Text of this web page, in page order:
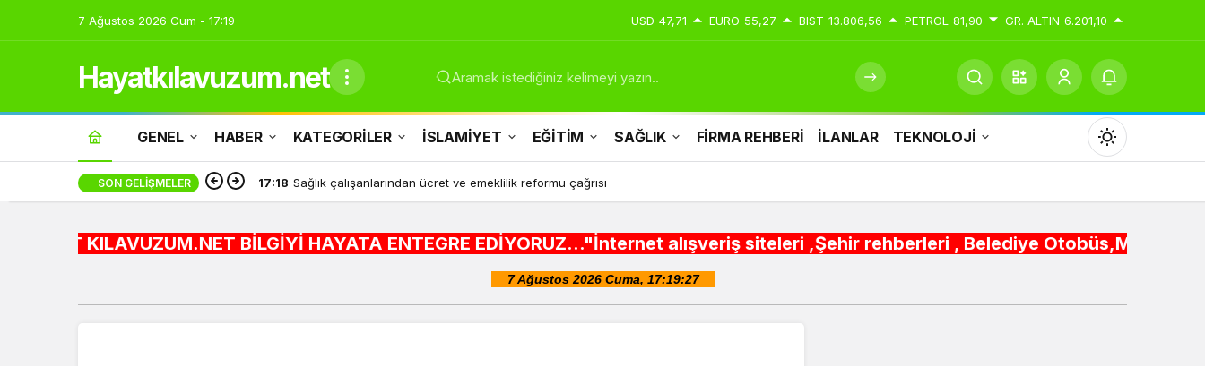
7 Ağustos 2026 Cum - 17:19 USD 47,71 EURO 55,27 BIST 13.806,56 PETROL 81,90 GR. ALTIN 6.201,10
Hayatkılavuzum.net Aramak istediğiniz kelimeyi yazın..
GENEL HABER KATEGORİLER İSLAMİYET EĞİTİM SAĞLIK FİRMA REHBERİ İLANLAR TEKNOLOJİ
Mod
değiştir
SON GELIŞMELER 17:18 Sağlık çalışanlarından ücret ve emeklilik reformu çağrısı
KILAVUZUM.NET BİLGİYİ HAYATA ENTEGRE EDİYORUZ..."İnternet alışveriş siteleri ,Şehir rehberleri , Belediye Otobüs,Metro,Tren